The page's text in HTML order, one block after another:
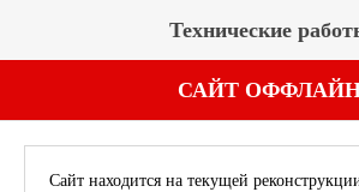
Технические
САЙТ
Сайт находится на текущей